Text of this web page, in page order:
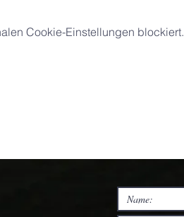
Cookie-Einstellungen blockiert.